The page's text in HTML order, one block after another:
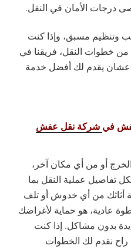
درجات الأمان في النقل.
وتنظيم مسبق، وإذا كنت
خطوات النقل، فريقنا في
عشان يقدم لك أفضل خدمة
في شركة نقل عفش
أو من أي مكان آخر،
تفاصيل عملية النقل بما
أثاثك من أي خدوش أو تلف
عادية، هو حماية لأغراضك
بدون مشاكل. إذا كنت
نقدم لك الخطوات